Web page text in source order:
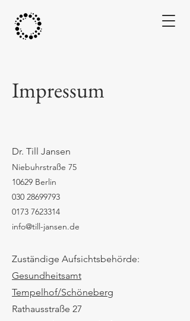
Impressum
Dr. Till Jansen
Niebuhrstraße 75
10629 Berlin
030 28699793
0173 7623314
info@till-jansen.de
Zuständige Aufsichtsbehörde:
Gesundheitsamt
Tempelhof/Schöneberg
Rathausstraße 27